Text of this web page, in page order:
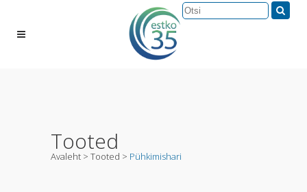
Tooted
Avaleht > Tooted > Pühkimishari